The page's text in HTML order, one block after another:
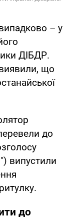
– у
ДІБДР.
що
до
випустили
до